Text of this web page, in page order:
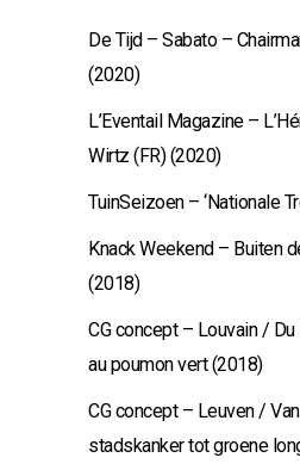
De Tijd – Sabato –
(2020)
L’Eventail Magazine –
Wirtz (FR) (2020)
TuinSeizoen – ‘Nationale
Knack Weekend – Buiten
(2018)
CG concept – Louvain /
au poumon vert (2018)
CG concept – Leuven /
stadskanker tot groene